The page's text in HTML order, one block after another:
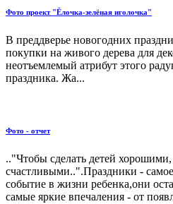
Фото проект "Ёлочка-зелёная иголочка"
В преддверье новогодних
покупки на живого дерева для
неотъемлемый атрибут этого
праздника. Жа...
Фото - отчет
.."Чтобы сделать детей хорошими,
счастливыми..".Праздники -
событие в жизни ребенка,они
самые яркие впечаления - от